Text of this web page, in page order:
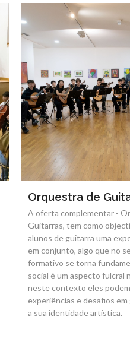
Orquestra de
A oferta complementar -
Guitarras, tem como
alunos de guitarra uma
em conjunto, algo que no
formativo se torna
social é um aspecto fulcral
neste contexto eles
experiências e desafios
a sua identidade artística.